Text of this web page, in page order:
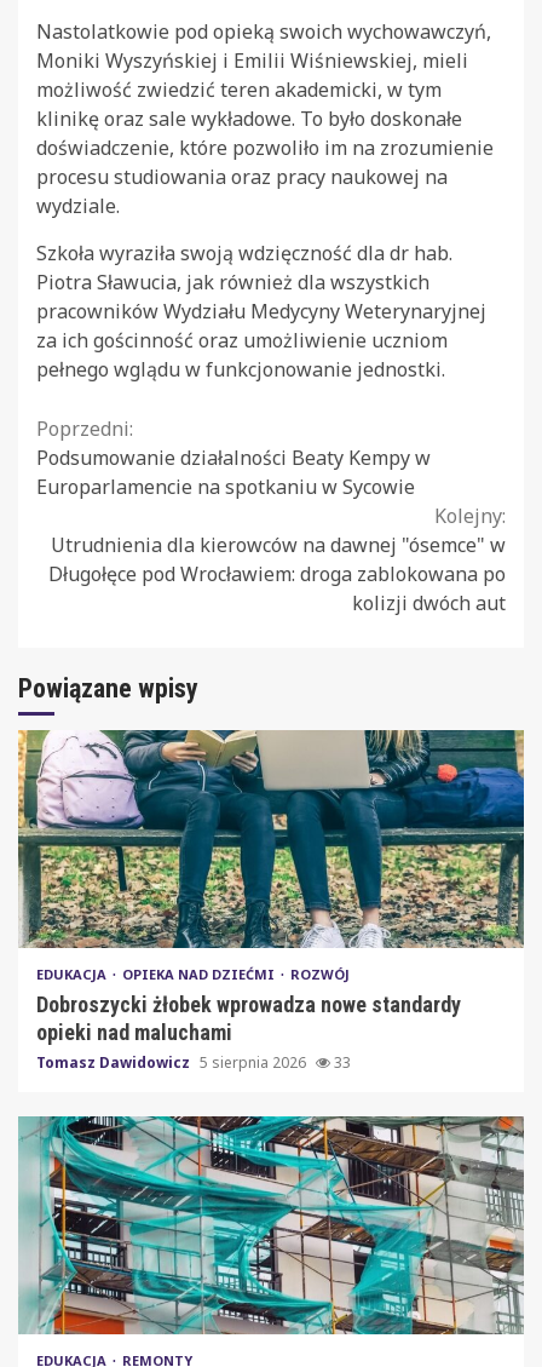
Nastolatkowie pod opieką swoich wychowawczyń,
Moniki Wyszyńskiej i Emilii Wiśniewskiej, mieli
możliwość zwiedzić teren akademicki, w tym
klinikę oraz sale wykładowe. To było doskonałe
doświadczenie, które pozwoliło im na zrozumienie
procesu studiowania oraz pracy naukowej na
wydziale.
Szkoła wyraziła swoją wdzięczność dla dr hab.
Piotra Sławucia, jak również dla wszystkich
pracowników Wydziału Medycyny Weterynaryjnej
za ich gościnność oraz umożliwienie uczniom
pełnego wglądu w funkcjonowanie jednostki.
Continue
Reading
Poprzedni:
Podsumowanie działalności Beaty Kempy w
Europarlamencie na spotkaniu w Sycowie
Kolejny:
Utrudnienia dla kierowców na dawnej "ósemce" w
Długołęce pod Wrocławiem: droga zablokowana po
kolizji dwóch aut
Powiązane wpisy
EDUKACJA OPIEKA NAD DZIEĆMI ROZWÓJ
Dobroszycki żłobek wprowadza nowe standardy
opieki nad maluchami
Tomasz Dawidowicz 5 sierpnia 2026 33
EDUKACJA REMONTY